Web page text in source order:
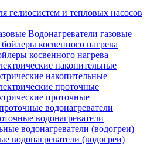
гелиосистем и тепловых насосов
Водонагреватели газовые
косвенного нагрева
накопительные
проточные
водонагреватели
водонагреватели (водогреи)